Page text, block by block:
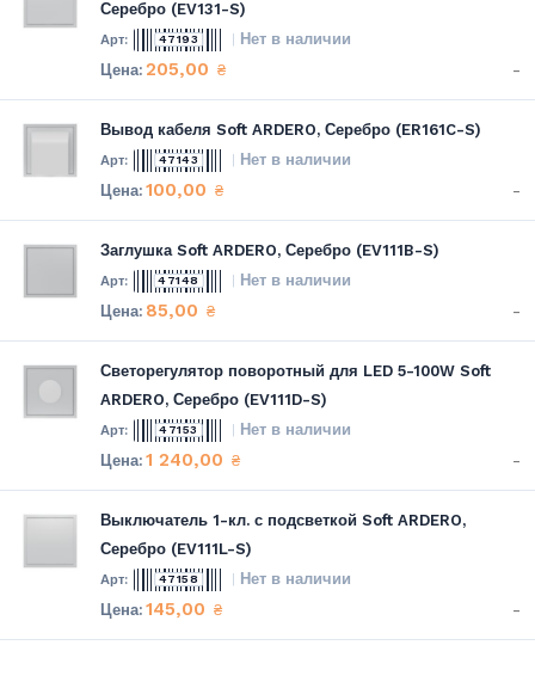
Серебро (EV131-S)
47193 Нет в наличии
205,00 ₴ -
Вывод кабеля Soft ARDERO, Серебро (ER161C-S)
47143 Нет в наличии
100,00 ₴ -
Заглушка Soft ARDERO, Серебро (EV111B-S)
47148 Нет в наличии
85,00 ₴ -
Светорегулятор поворотный для LED 5-100W Soft
ARDERO, Серебро (EV111D-S)
47153 Нет в наличии
1 240,00 ₴ -
Выключатель 1-кл. с подсветкой Soft ARDERO,
Серебро (EV111L-S)
47158 Нет в наличии
145,00 ₴ -